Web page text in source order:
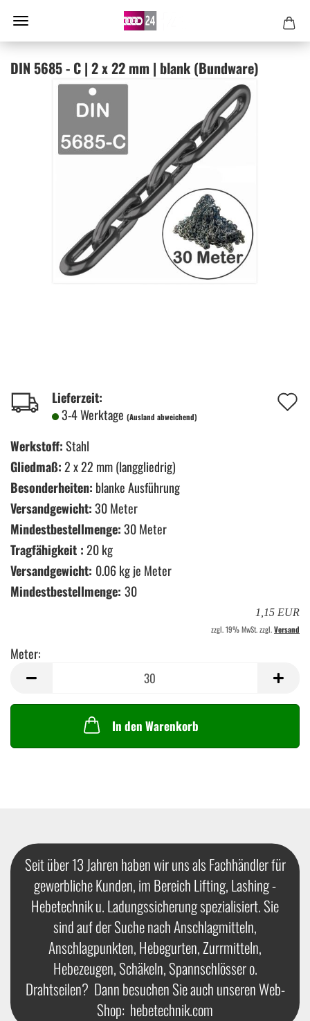
DIN 5685 - C | 2 x 22 mm | blank (Bund­wa­re)
Lieferzeit:
3-4 Werktage (Ausland abweichend)
Werkstoff:Stahl
Gliedmaß:2 x 22 mm (langgliedrig)
Besonderheiten: blanke Ausführung
Versandgewicht:30 Meter
Mindestbestellmenge:30 Meter
Tragfähigkeit :20 kg
Versandgewicht: 0.06kg je Meter
Mindestbestellmenge: 30
1,15 EUR
zzgl. 19% MwSt. zzgl.Versand
Meter:
In den Warenkorb
Seit über 13 Jahren haben wir uns als Fachhändler für
gewerbliche Kunden, im Bereich Lifting, Lashing -
Hebetechnik u. Ladungssicherung spezialisiert. Sie
sind auf der Suche nach Anschlagmitteln,
Anschlagpunkten, Hebegurten, Zurrmitteln,
Hebezeugen, Schäkeln, Spannschlösser o.
Drahtseilen? Dann besuchen Sie auch unseren Web-
Shop: hebetechnik.com